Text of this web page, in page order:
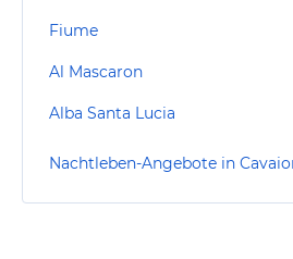
Fiume
Al Mascaron
Alba Santa Lucia
Nachtleben-Angebote in